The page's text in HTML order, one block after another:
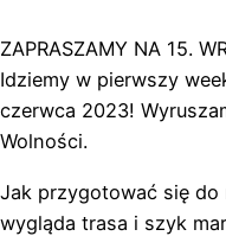
ZAPRASZAMY NA 15.
Idziemy w pierwszy
czerwca 2023!
Wolności.
Jak przygotować się do
wygląda trasa i szyk